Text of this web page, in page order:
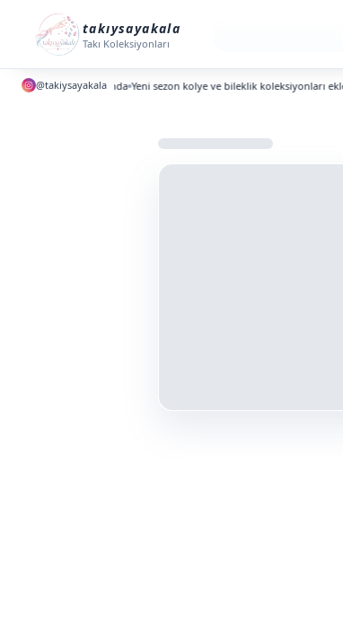
takıysayakala
Takı Koleksiyonları
@takiysayakala
yayında Yeni sezon kolye ve bileklik koleksiyonları eklendi